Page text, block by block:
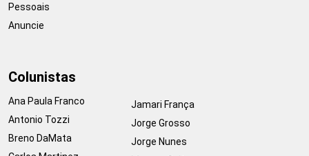
Pessoais
Anuncie
Colunistas
Ana Paula Franco
Antonio Tozzi
Breno DaMata
Jamari França
Jorge Grosso
Jorge Nunes